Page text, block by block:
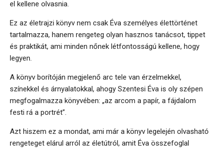
el kellene olvasnia.
Ez az életrajzi könyv nem csak Éva személyes élettörténet
tartalmazza, hanem rengeteg olyan hasznos tanácsot, tippet
és praktikát, ami minden nőnek létfontosságú kellene, hogy
legyen.
A könyv borítóján megjelenő arc tele van érzelmekkel,
színekkel és árnyalatokkal, ahogy Szentesi Éva is oly szépen
megfogalmazza könyvében: „az arcom a papír, a fájdalom
festi rá a portrét”.
Azt hiszem ez a mondat, ami már a könyv legelején olvasható
rengeteget elárul arról az életútról, amit Éva összefoglal